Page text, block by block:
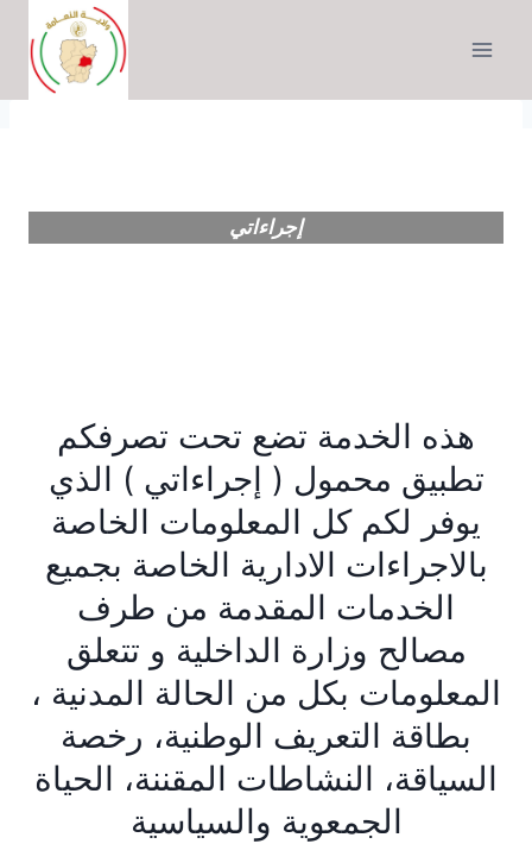
التجاوز
المحتوى
إجراءاتي
هذه الخدمة تضع تحت تصرفكم
تطبيق محمول ( إجراءاتي ) الذي
يوفر لكم كل المعلومات الخاصة
بالاجراءات الادارية الخاصة بجميع
الخدمات المقدمة من طرف
مصالح وزارة الداخلية و تتعلق
المعلومات بكل من الحالة المدنية ،
بطاقة التعريف الوطنية، رخصة
السياقة، النشاطات المقننة، الحياة
الجمعوية والسياسية